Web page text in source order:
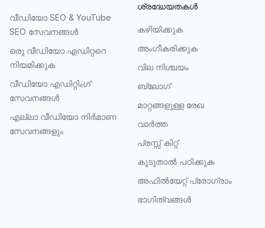
വീഡിയോ SEO & YouTube
SEO സേവനങ്ങൾ
ഒരു വീഡിയോ എഡിറ്ററെ
നിയമിക്കുക
വീഡിയോ എഡിറ്റിംഗ്
സേവനങ്ങൾ
എല്ലാ വീഡിയോ നിർമാണ
സേവനങ്ങളും
ശ്രദ്ധേയതകൾ
കഴിയിക്കുക
അംഗീകരിക്കുക
വില നിശ്ചയം
ബ്ലോഗ്
മാറ്റങ്ങളുള്ള രേഖ
വാർത്ത
പ്രസ്സ് കിറ്റ്
കൂടുതാല്‍ പഠിക്കുക
അഫിൽയേറ്റ് പ്രോഗ്രാം
ഭാഗിത്വങ്ങൾ